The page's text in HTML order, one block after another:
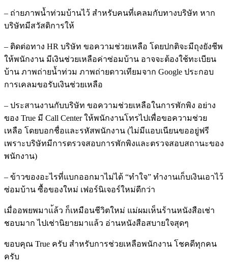
– ถ่ายภาพน้ำท่วมบ้านไว้ สำหรับคนที่เคลมกับทางบริษัท หาก
บริษัทมีสวัสดิการให้
– ติดต่อทาง HR บริษัท ขอความช่วยเหลือ โดยปกติจะมีถุงยังชีพ
ให้พนักงาน มีเงินช่วยเหลือค่าซ่อมบ้าน อาจจะต้องใช้ทะเบียน
บ้าน ภาพถ่ายน้ำท่วม ภาพถ่ายดาวเทียมจาก Google ประกอบ
การเคลมขอรับเงินช่วยเหลือ
– ประสานงานกับบริษัท ขอความช่วยเหลือในการพักพิง อย่าง
ของ True มี Call Center ให้พนักงานโทรไปเพื่อขอความช่วย
เหลือ โดยบอกชื่อและรหัสพนักงาน (ไม่มีแอบเนียนขออยู่ฟรี
เพราะบริษัทมีการตรวจสอบการพักพิงและตรวจสอบสถานะของ
พนักงาน)
– ข้าวของอะไรที่แบกออกมาไม่ได้ “ทำใจ” ทำงานเก็บเงินเอาไว้
ซ่อมบ้าน ซื้อของใหม่ เฟอร์นิเจอร์ใหม่ดีกว่า
เมื่ออพยพมาแ้ล้ว ก็เหมือนชีวิตใหม่ แม่ผมเห็นร้านหนังสือเช่า
ชอบมาก ไปเช่านิยายมาแล้ว อ่านหนังสือสบายใจสุดๆ
ขอบคุณ True ครับ สำหรับการช่วยเหลือพนักงาน โชคดีทุกคน
ครับ